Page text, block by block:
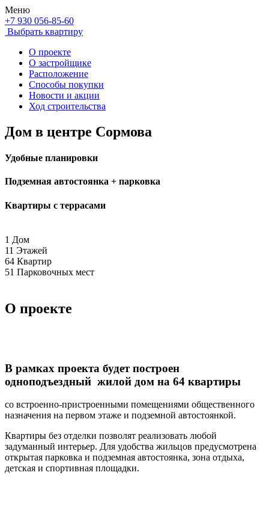
Меню
+7 930 056-85-60
Выбрать квартиру
О проекте
О застройщике
Расположение
Способы покупки
Новости и акции
Ход строительства
Дом в центре Сормова
Удобные планировки
Подземная автостоянка + парковка
Квартиры с террасами
1 Дом
11 Этажей
64 Квартир
51 Парковочных мест
О проекте
В рамках проекта будет построен
одноподъездный жилой дом на 64 квартиры
со встроенно-пристроенными помещениями общественного
назначения на первом этаже и подземной автостоянкой.
Квартиры без отделки позволят реализовать любой
задуманный интерьер. Для удобства жильцов предусмотрена
открытая парковка и подземная автостоянка, зона отдыха,
детская и спортивная площадки.